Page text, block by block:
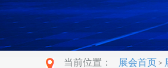
当前位置： 展会首页 >